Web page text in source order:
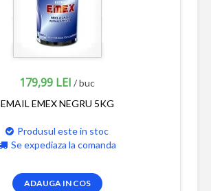
179,99 LEI / buc
EMAIL EMEX NEGRU 5KG
Produsul este in stoc
Se expediaza la comanda
ADAUGA IN COS